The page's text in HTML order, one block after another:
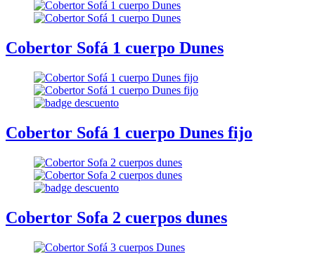
Cobertor Sofá 1 cuerpo Dunes
Cobertor Sofá 1 cuerpo Dunes fijo
Cobertor Sofa 2 cuerpos dunes